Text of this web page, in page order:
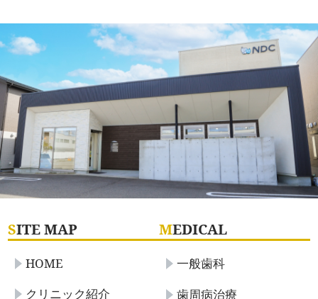
SITE MAP
HOME
クリニック紹介
MEDICAL
一般歯科
歯周病治療